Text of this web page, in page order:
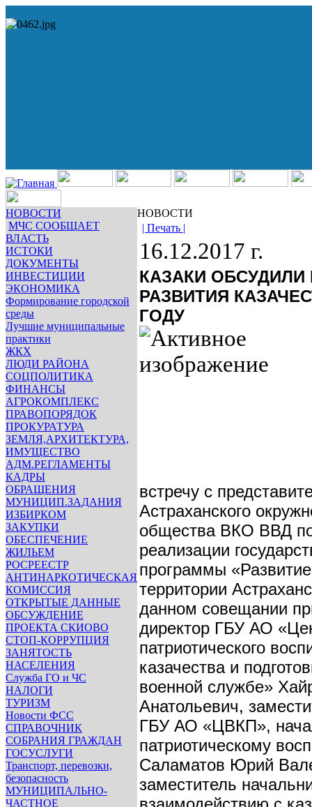
НОВОСТИ
МЧС СООБЩАЕТ
ВЛАСТЬ
ИСТОКИ
ДОКУМЕНТЫ
ИНВЕСТИЦИИ
ЭКОНОМИКА
Формирование городской
среды
Лучшие муниципальные
практики
ЖКХ
ЛЮДИ РАЙОНА
СОЦПОЛИТИКА
ФИНАНСЫ
АГРОКОМПЛЕКС
ПРАВОПОРЯДОК
ПРОКУРАТУРА
ЗЕМЛЯ,АРХИТЕКТУРА,
ИМУЩЕСТВО
АДМ.РЕГЛАМЕНТЫ
КАДРЫ
ОБРАЩЕНИЯ
МУНИЦИП.ЗАДАНИЯ
ИЗБИРКОМ
ЗАКУПКИ
ОБЕСПЕЧЕНИЕ
ЖИЛЬЕМ
РОСРЕЕСТР
АНТИНАРКОТИЧЕСКАЯ
КОМИССИЯ
ОТКРЫТЫЕ ДАННЫЕ
ОБСУЖДЕНИЕ
ПРОЕКТА СКИОВО
СТОП-КОРРУПЦИЯ
ЗАНЯТОСТЬ
НАСЕЛЕНИЯ
Служба ГО и ЧС
НАЛОГИ
ТУРИЗМ
Новости ФСС
СПРАВОЧНИК
СОБРАНИЯ ГРАЖДАН
ГОСУСЛУГИ
Транспорт, перевозки,
безопасность
МУНИЦИПАЛЬНО-
ЧАСТНОЕ
НОВОСТИ
| Печать |
16.12.2017 г.
КАЗАКИ
РАЗВИТИЯ
ГОДУ
встречу с
Астраханского
общества ВКО ВВД
реализации
программы
территории
данном совещании
директор ГБУ АО
патриотического
казачества и
военной службе»
Анатольевич,
ГБУ АО «ЦВКП»,
патриотическому
Саламатов Юрий
заместитель